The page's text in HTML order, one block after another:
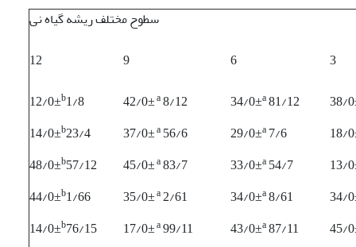
سطوح مختلف ریشه گیاه نی
12
9 6
3
12/0±b1/8 42/0±a8/12 34/0±a81/12
38/
14/0±b23/4 37/0±a56/6 29/0±a7/6
18/
48/0±b57/12 45/0±a83/7 33/0±a54/7
13/
44/0±b1/66 35/0±a2/61 34/0±a8/61
34/
14/0±b76/15 17/0±a99/11 43/0±a87/11
45/